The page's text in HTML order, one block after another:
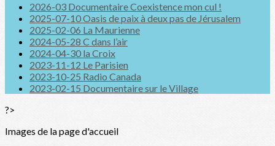
2026-03 Documentaire Coexistence mon cul !
2025-07-10 Oasis de paix à deux pas de Jérusalem
2025-02-06 La Maurienne
2024-05-28 C dans l’air
2024-04-30 la Croix
2023-11-12 Le Parisien
2023-10-25 Radio Canada
2023-02-15 Documentaire sur le Village
?>
Images de la page d'accueil